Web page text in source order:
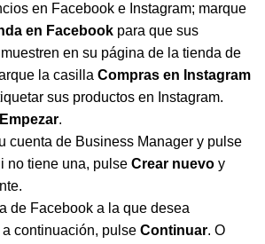
en Facebook e Instagram; marque
en Facebook para que sus
en su página de la tienda de
la casilla Compras en Instagram
sus productos en Instagram.
Empezar.
cuenta de Business Manager y pulse
no tiene una, pulse Crear nuevo y
de Facebook a la que desea
continuación, pulse Continuar. O